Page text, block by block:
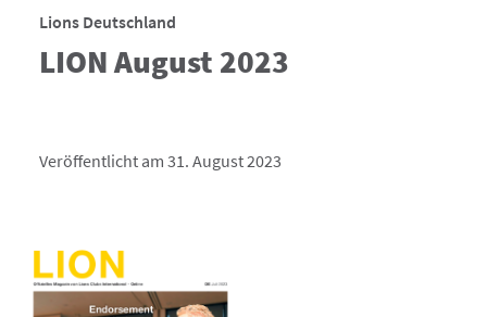
Lions Deutschland
LION August 2023
Veröffentlicht am 31. August 2023